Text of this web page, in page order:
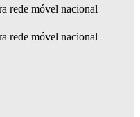
rede móvel nacional
rede móvel nacional